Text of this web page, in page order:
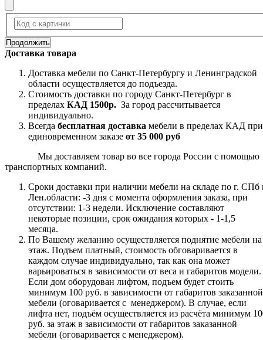
Продолжить
Доставка товара
Доставка мебели по Санкт-Петербургу и Ленинградской
области осуществляется до подъезда.
Стоимость доставки по городу Санкт-Петербург в
пределах КАД 1500р. За город рассчитывается
индивидуально.
Всегда бесплатная доставка мебели в пределах КАД при
единовременном заказе от 35 000 руб
Мы доставляем товар во все города России с помощью
транспортных компаний.
Сроки доставки при наличии мебели на складе по г. СПб
Лен.области: -3 дня с момента оформления заказа, при
отсутствии: 1-3 недели. Исключение составляют
некоторые позиции, срок ожидания которых - 1-1,5
месяца.
По Вашему желанию осуществляется поднятие мебели на
этаж. Подъем платный, стоимость обговаривается в
каждом случае индивидуально, так как она может
варьироваться в зависимости от веса и габаритов модели.
Если дом оборудован лифтом, подъем будет стоить
минимум 100 руб. в зависимости от габаритов заказанной
мебели (оговаривается с менеджером). В случае, если
лифта нет, подъём осуществляется из расчёта минимум
руб. за этаж в зависимости от габаритов заказанной
мебели (оговаривается с менеджером).